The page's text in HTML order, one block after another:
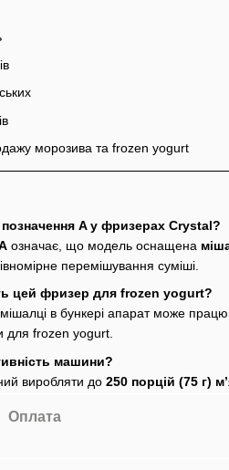
морозива та frozen yogurt
A у фризерах Crystal?
означає, що модель оснащена
перемішування суміші.
цей фризер для frozen yogurt?
в бункері апарат може
для frozen yogurt.
машини?
виробляти до 250 порцій (75 г)
Оплата